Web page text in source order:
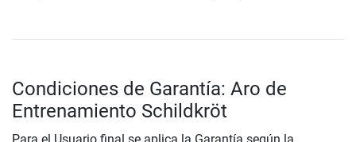
Condiciones de Garantía: Aro de
Entrenamiento Schildkröt